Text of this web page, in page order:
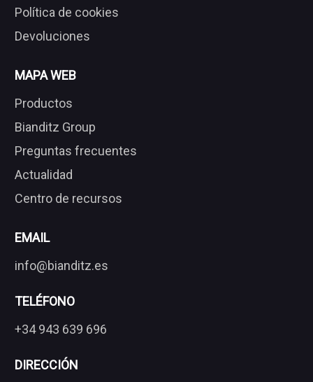
Política de cookies
Devoluciones
MAPA WEB
Productos
Bianditz Group
Preguntas frecuentes
Actualidad
Centro de recursos
EMAIL
info@bianditz.es
TELÉFONO
+34 943 639 696
DIRECCIÓN